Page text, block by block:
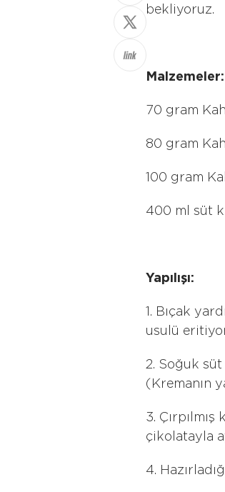
bekliyoruz.
Malzemeler:
70 gram
80 gram
100 gram
400 ml süt
Yapılışı:
1. Bıçak
usulü
2. Soğuk süt
(Kremanın
3.
çikolatayla
4.